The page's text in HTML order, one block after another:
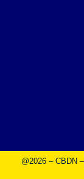
@2026 – CBDN